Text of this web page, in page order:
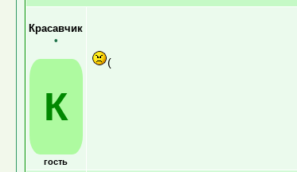
Красавчик
•
К
гость
(